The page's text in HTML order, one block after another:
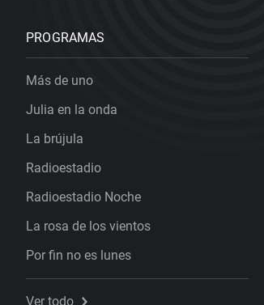
PROGRAMAS
Más de uno
Julia en la onda
La brújula
Radioestadio
Radioestadio Noche
La rosa de los vientos
Por fin no es lunes
Ver todo